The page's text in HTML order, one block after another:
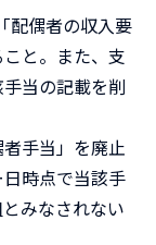
配偶者の収入要
と。また、支
当の記載を削
手当」を廃止
時点で当該手
みなされない